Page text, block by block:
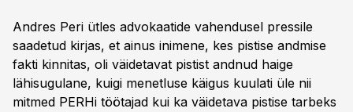
Andres Peri ütles advokaatide vahendusel pressile
saadetud kirjas, et ainus inimene, kes pistise andmise
fakti kinnitas, oli väidetavat pistist andnud haige
lähisugulane, kuigi menetluse käigus kuulati üle nii
mitmed PERHi töötajad kui ka väidetava pistise tarbeks